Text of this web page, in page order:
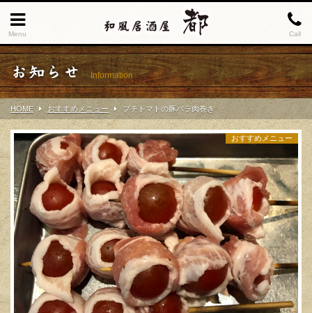
Menu Call
お知らせ Information
HOME おすすめメニュー プチトマトの豚バラ肉巻き
おすすめメニュー